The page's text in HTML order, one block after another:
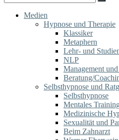
for:
Medien
Hypnose und Therapie
Klassiker
Metaphern
Lehr- und
NLP
Management
Beratung/
Selbsthypnose und
Selbsthypnose
Mentales
Medizinische
Sexualität und
Beim Zahnarzt